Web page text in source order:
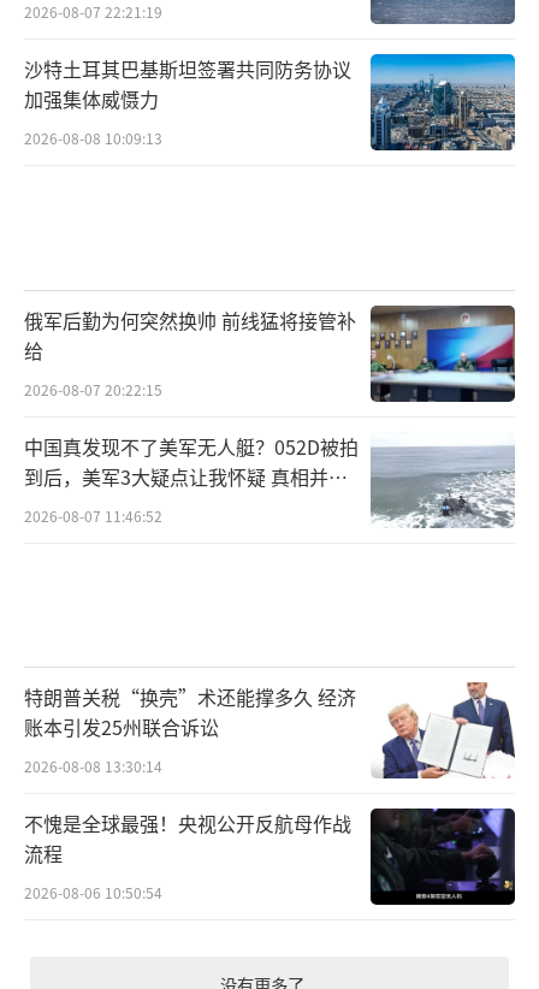
2026-08-07 22:21:19
沙特土耳其巴基斯坦签署共同防务协议
加强集体威慑力
2026-08-08 10:09:13
俄军后勤为何突然换帅 前线猛将接管补
给
2026-08-07 20:22:15
中国真发现不了美军无人艇？052D被拍
到后，美军3大疑点让我怀疑 真相并非
如此
2026-08-07 11:46:52
特朗普关税“换壳”术还能撑多久 经济
账本引发25州联合诉讼
2026-08-08 13:30:14
不愧是全球最强！央视公开反航母作战
流程
2026-08-06 10:50:54